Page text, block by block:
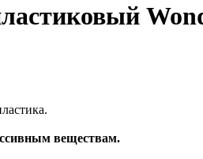
веществам.